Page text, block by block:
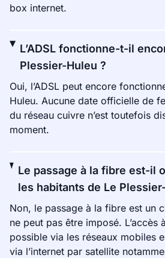
box internet.
L’ADSL fonctionne-t-il
Plessier-Huleu ?
Oui, l’ADSL peut encore
Huleu. Aucune date officielle de
du réseau cuivre n’est toutefois
moment.
Le passage à la fibre est-il
les habitants de Le
Non, le passage à la fibre est un
ne peut pas être imposé. L’accès
possible via les réseaux mobiles
via l’internet par satellite